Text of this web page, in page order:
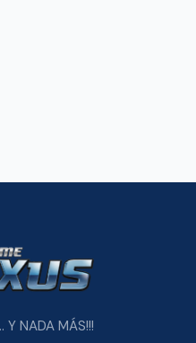
NADA MÁS!!!